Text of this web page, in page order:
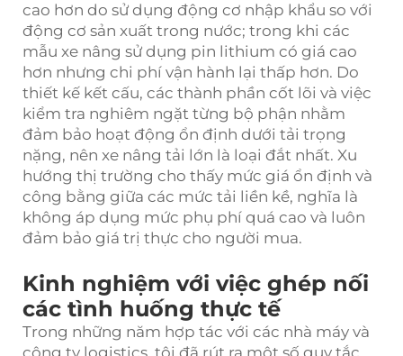
cao hơn do sử dụng động cơ nhập khẩu so với
động cơ sản xuất trong nước; trong khi các
mẫu xe nâng sử dụng pin lithium có giá cao
hơn nhưng chi phí vận hành lại thấp hơn. Do
thiết kế kết cấu, các thành phần cốt lõi và việc
kiểm tra nghiêm ngặt từng bộ phận nhằm
đảm bảo hoạt động ổn định dưới tải trọng
nặng, nên xe nâng tải lớn là loại đắt nhất. Xu
hướng thị trường cho thấy mức giá ổn định và
công bằng giữa các mức tải liền kề, nghĩa là
không áp dụng mức phụ phí quá cao và luôn
đảm bảo giá trị thực cho người mua.
Kinh nghiệm với việc ghép nối
các tình huống thực tế
Trong những năm hợp tác với các nhà máy và